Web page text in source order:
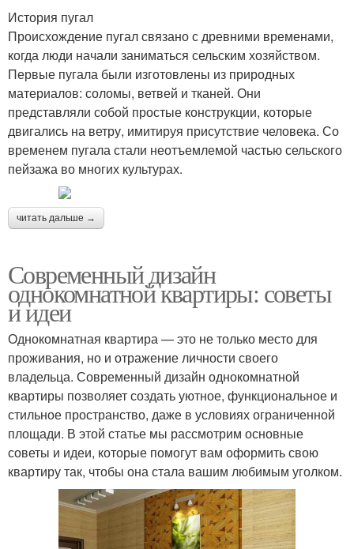
История пугал
Происхождение пугал связано с древними временами,
когда люди начали заниматься сельским хозяйством.
Первые пугала были изготовлены из природных
материалов: соломы, ветвей и тканей. Они
представляли собой простые конструкции, которые
двигались на ветру, имитируя присутствие человека. Со
временем пугала стали неотъемлемой частью сельского
пейзажа во многих культурах.
читать дальше →
Современный дизайн
однокомнатной квартиры: советы
и идеи
Однокомнатная квартира — это не только место для
проживания, но и отражение личности своего
владельца. Современный дизайн однокомнатной
квартиры позволяет создать уютное, функциональное и
стильное пространство, даже в условиях ограниченной
площади. В этой статье мы рассмотрим основные
советы и идеи, которые помогут вам оформить свою
квартиру так, чтобы она стала вашим любимым уголком.